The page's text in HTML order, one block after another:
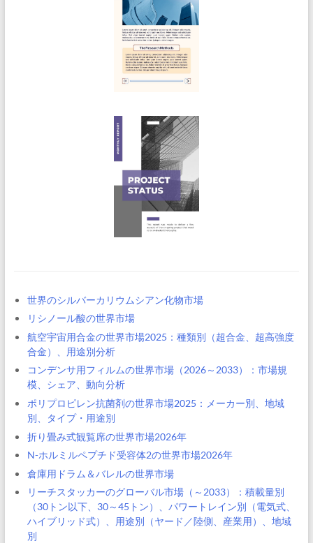
世界のシルバーカリウムシアン化物市場
リシノール酸の世界市場
航空宇宙用合金の世界市場2025：種類別（超合金、超高強度
合金）、用途別分析
コンデンサ用フィルムの世界市場（2026～2033）：市場規
模、シェア、動向分析
ポリプロピレン抗菌剤の世界市場2025：メーカー別、地域
別、タイプ・用途別
折り畳み式観覧席の世界市場2026年
N-ホルミルペプチド受容体2の世界市場2026年
倉庫用ドラム＆バレルの世界市場
リーチスタッカーのグローバル市場（～2033）：積載量別
（30トン以下、30～45トン）、パワートレイン別（電気式、
ハイブリッド式）、用途別（ヤード／陸側、産業用）、地域
別